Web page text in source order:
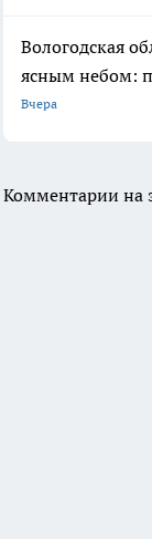
Вологодская
ясным небом:
Вчера
Комментарии на